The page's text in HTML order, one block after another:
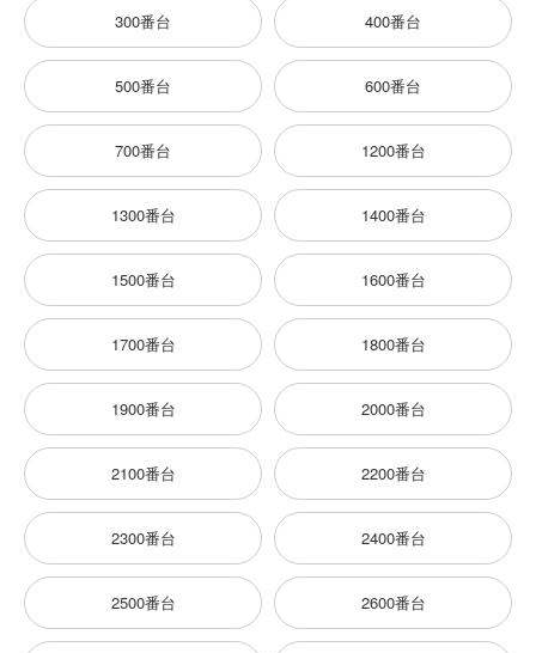
300番台 400番台
500番台 600番台
700番台 1200番台
1300番台 1400番台
1500番台 1600番台
1700番台 1800番台
1900番台 2000番台
2100番台 2200番台
2300番台 2400番台
2500番台 2600番台